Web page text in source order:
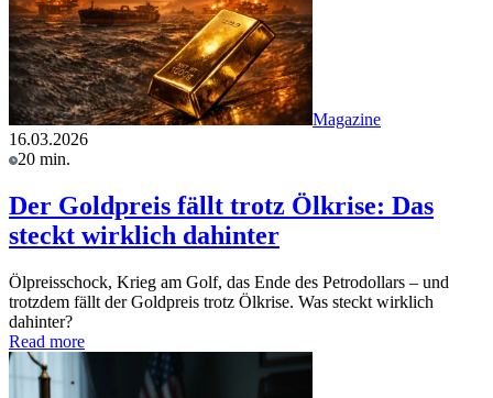
Magazine
16.03.2026
20 min.
Der Goldpreis fällt trotz Ölkrise: Das
steckt wirklich dahinter
Ölpreisschock, Krieg am Golf, das Ende des Petrodollars – und
trotzdem fällt der Goldpreis trotz Ölkrise. Was steckt wirklich
dahinter?
Read more